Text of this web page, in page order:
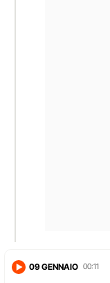
09 GENNAIO 00:11